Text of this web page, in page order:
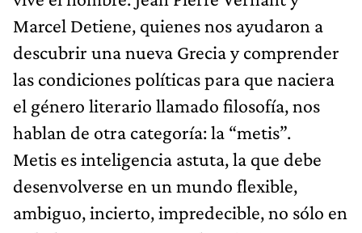
Marcel Detiene, quienes nos ayudaron a
descubrir una nueva Grecia y comprender
las condiciones políticas para que naciera
el género literario llamado filosofía, nos
hablan de otra categoría: la “metis”.
Metis es inteligencia astuta, la que debe
desenvolverse en un mundo flexible,
ambiguo, incierto, impredecible, no sólo en